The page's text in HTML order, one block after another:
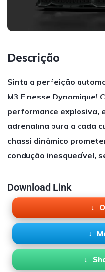
Descrição
Sinta a perfeição
M3 Finesse Dynamique!
performance explosiva,
adrenalina pura a cada
chassi dinâmico
condução inesquecível,
Download Link